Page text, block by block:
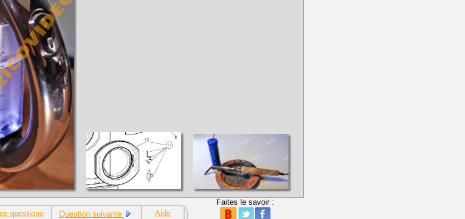
questions Question suivante Aide
Faites le savoir :